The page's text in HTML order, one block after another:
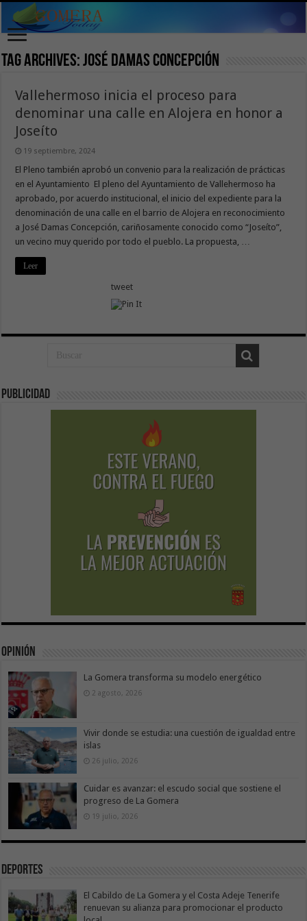
Tag Archives:José Damas Concepción
Vallehermoso inicia el proceso para
denominar una calle en Alojera en honor a
Joseíto
19 septiembre, 2024
El Pleno también aprobó un convenio para la realización de prácticas
en el Ayuntamiento El pleno del Ayuntamiento de Vallehermoso ha
aprobado, por acuerdo institucional, el inicio del expediente para la
denominación de una calle en el barrio de Alojera en reconocimiento
a José Damas Concepción, cariñosamente conocido como “Joseíto”,
un vecino muy querido por todo el pueblo. La propuesta, …
Leer
tweet
Publicidad
Opinión
La Gomera transforma su modelo energético
2 agosto, 2026
Vivir donde se estudia: una cuestión de igualdad entre
islas
26 julio, 2026
Cuidar es avanzar: el escudo social que sostiene el
progreso de La Gomera
19 julio, 2026
Deportes
El Cabildo de La Gomera y el Costa Adeje Tenerife
renuevan su alianza para promocionar el producto